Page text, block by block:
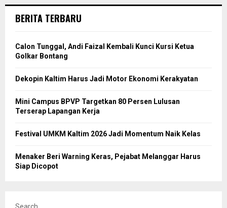
BERITA TERBARU
Calon Tunggal, Andi Faizal Kembali Kunci Kursi Ketua
Golkar Bontang
Dekopin Kaltim Harus Jadi Motor Ekonomi Kerakyatan
Mini Campus BPVP Targetkan 80 Persen Lulusan
Terserap Lapangan Kerja
Festival UMKM Kaltim 2026 Jadi Momentum Naik Kelas
Menaker Beri Warning Keras, Pejabat Melanggar Harus
Siap Dicopot